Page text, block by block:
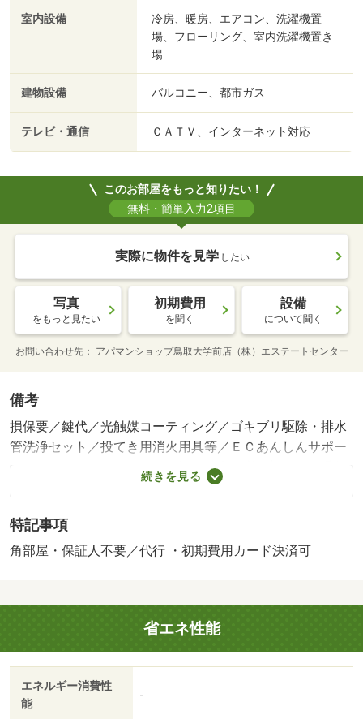
室内設備
冷房、暖房、エアコン、洗濯機置
場、フローリング、室内洗濯機置き
場
建物設備 バルコニー、都市ガス
テレビ・通信 ＣＡＴＶ、インターネット対応
このお部屋をもっと知りたい！
無料・簡単入力2項目
実際に物件を見学 したい
写真
をもっと見たい
初期費用
を聞く
設備
について聞く
お問い合わせ先 アパマンショップ鳥取大学前店（株）エステートセンター
備考
損保要／鍵代／光触媒コーティング／ゴキブリ駆除・排水
管洗浄セット／投てき用消火用具等／ＥＣあんしんサポー
ト ３３００円（月額）／保証会社利用必：初回保証手数
料：２０，０００円（審査次第で月額賃料総額の２０％か
／平置駐／［退去時費用 ハウスクリーニング代：３８，
５００円、エアコンクリーニング：１３，７５０円※故
洗濯置／角住戸／温水洗浄便座／押入／ＣＡＴＶ／光ファ
イバー／駐車場１台無料／保証人不要／単身者相談／敷金
１ヶ月／全居室フローリング／駅まで平坦／平坦地／学生
相談／始発駅／駅徒歩１０分以内／敷地内ごみ置き場／平
面駐車場／当社管理物件／都市ガス／高速ネット対応／礼
金１ヶ月／保証会社利用可／ＩＴ重説 対応物件／初期費
続きを見る
特記事項
角部屋・保証人不要／代行 ・初期費用カード決済可
省エネ性能
エネルギー消費性
能
-